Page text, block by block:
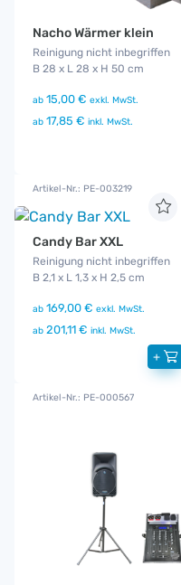
Nacho Wärmer klein
Reinigung nicht inbegriffen
B 28 x L 28 x H 50 cm
ab 15,00 € exkl. MwSt.
ab 17,85 € inkl. MwSt.
Artikel-Nr.: PE-003219
Candy Bar XXL
Reinigung nicht inbegriffen
B 2,1 x L 1,3 x H 2,5 cm
ab 169,00 € exkl. MwSt.
ab 201,11 € inkl. MwSt.
+
Artikel-Nr.: PE-000567